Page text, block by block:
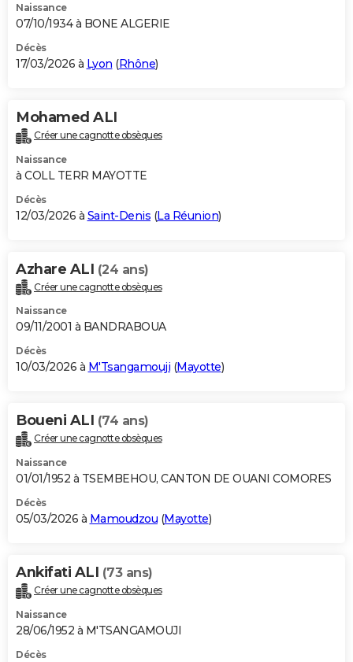
Naissance
07/10/1934 à BONE ALGERIE
Décès
17/03/2026 à Lyon (Rhône)
Mohamed ALI
Créer une cagnotte obsèques
Naissance
à COLL TERR MAYOTTE
Décès
12/03/2026 à Saint-Denis (La Réunion)
Azhare ALI (24 ans)
Créer une cagnotte obsèques
Naissance
09/11/2001 à BANDRABOUA
Décès
10/03/2026 à M'Tsangamouji (Mayotte)
Boueni ALI (74 ans)
Créer une cagnotte obsèques
Naissance
01/01/1952 à TSEMBEHOU, CANTON DE OUANI COMORES
Décès
05/03/2026 à Mamoudzou (Mayotte)
Ankifati ALI (73 ans)
Créer une cagnotte obsèques
Naissance
28/06/1952 à M'TSANGAMOUJI
Décès